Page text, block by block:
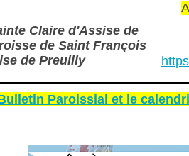
Claire d'Assise de
de Saint François
de Preuilly
Paroissial et le